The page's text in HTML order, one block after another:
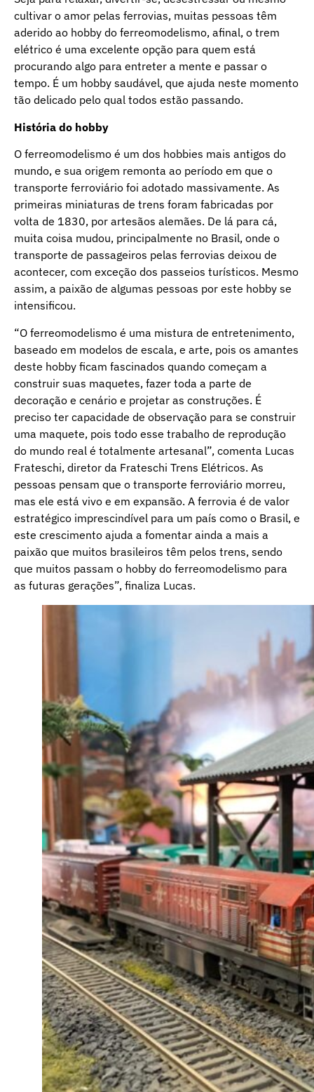
cultivar o amor pelas ferrovias, muitas pessoas têm
aderido ao hobby do ferreomodelismo, afinal, o trem
elétrico é uma excelente opção para quem está
procurando algo para entreter a mente e passar o
tempo. É um hobby saudável, que ajuda neste momento
tão delicado pelo qual todos estão passando.
História do hobby
O ferreomodelismo é um dos hobbies mais antigos do
mundo, e sua origem remonta ao período em que o
transporte ferroviário foi adotado massivamente. As
primeiras miniaturas de trens foram fabricadas por
volta de 1830, por artesãos alemães. De lá para cá,
muita coisa mudou, principalmente no Brasil, onde o
transporte de passageiros pelas ferrovias deixou de
acontecer, com exceção dos passeios turísticos. Mesmo
assim, a paixão de algumas pessoas por este hobby se
intensificou.
“O ferreomodelismo é uma mistura de entretenimento,
baseado em modelos de escala, e arte, pois os amantes
deste hobby ficam fascinados quando começam a
construir suas maquetes, fazer toda a parte de
decoração e cenário e projetar as construções. É
preciso ter capacidade de observação para se construir
uma maquete, pois todo esse trabalho de reprodução
do mundo real é totalmente artesanal”, comenta Lucas
Frateschi, diretor da Frateschi Trens Elétricos. As
pessoas pensam que o transporte ferroviário morreu,
mas ele está vivo e em expansão. A ferrovia é de valor
estratégico imprescindível para um país como o Brasil, e
este crescimento ajuda a fomentar ainda a mais a
paixão que muitos brasileiros têm pelos trens, sendo
que muitos passam o hobby do ferreomodelismo para
as futuras gerações”, finaliza Lucas.